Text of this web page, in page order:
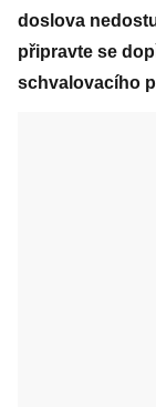
doslova
připravte se
schvalovacího